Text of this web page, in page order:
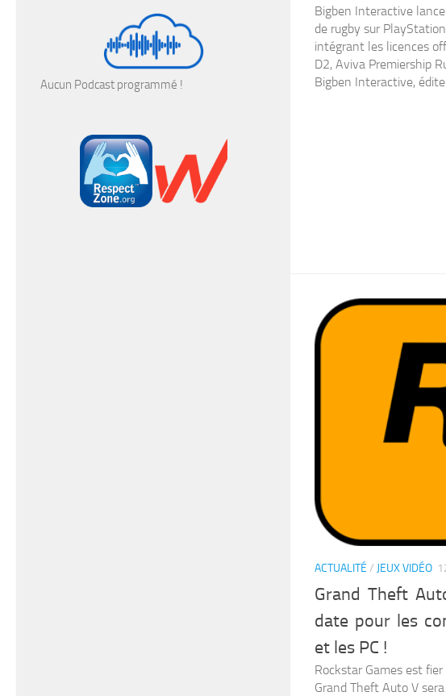
Bigben Interactive
de rugby sur
intégrant les licences
D2, Aviva Premiership
Bigben Interactive,
ACTUALITÉ / JEUX VIDÉO
Grand Theft
date pour les
et les PC !
Rockstar Games est fier
Grand Theft Auto V
Aucun Podcast programmé !